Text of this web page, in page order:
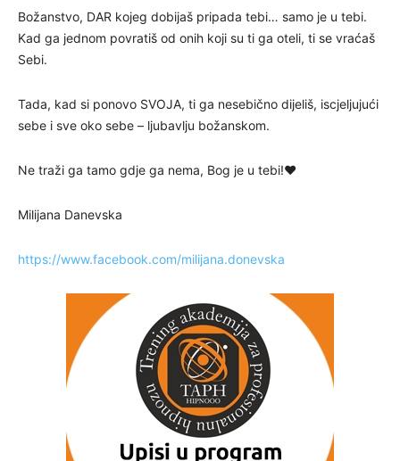
Božanstvo, DAR kojeg dobijaš pripada tebi… samo je u tebi.
Kad ga jednom povratiš od onih koji su ti ga oteli, ti se vraćaš
Sebi.
Tada, kad si ponovo SVOJA, ti ga nesebično dijeliš, iscjeljujući
sebe i sve oko sebe – ljubavlju božanskom.
Ne traži ga tamo gdje ga nema, Bog je u tebi!❤️
Milijana Danevska
https://www.facebook.com/milijana.donevska